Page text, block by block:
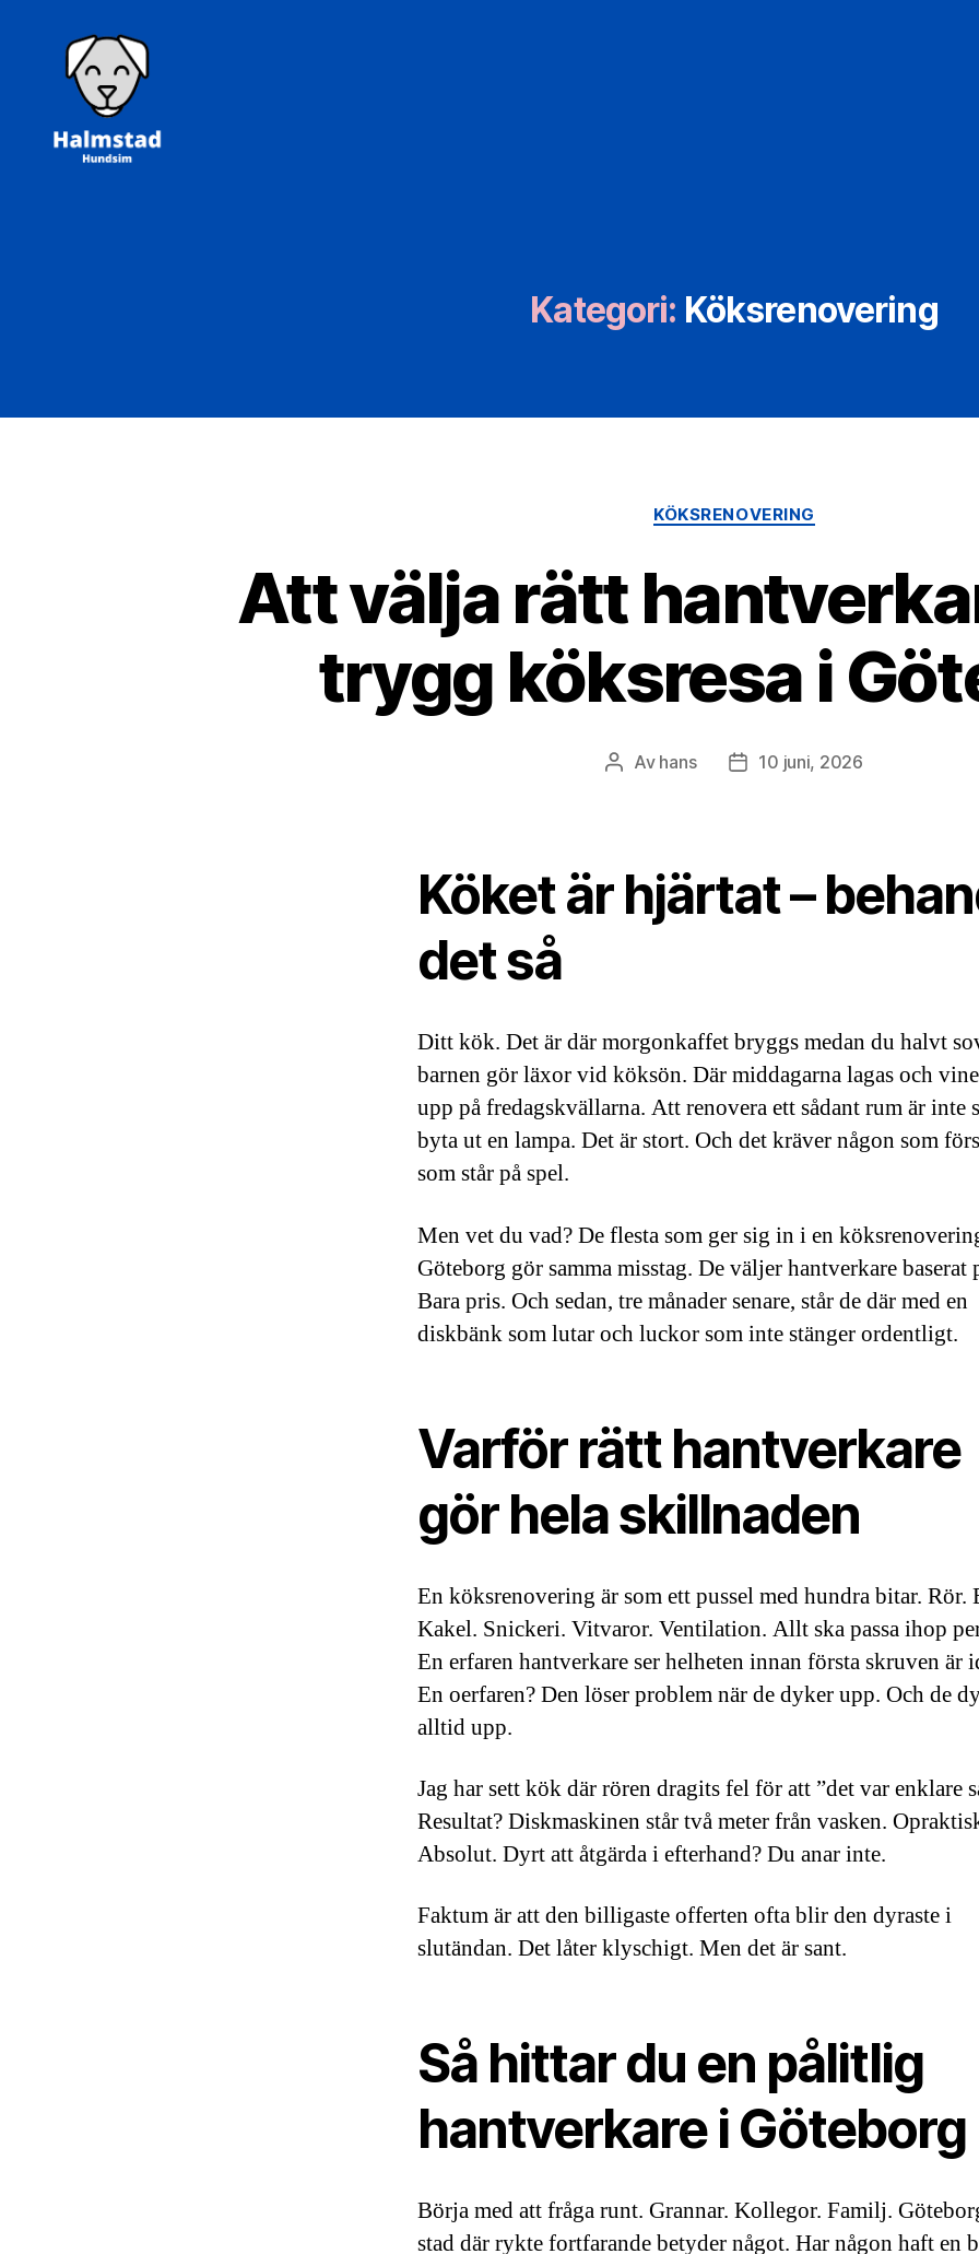
Kategori: Köksrenovering
Kategorier
KÖKSRENOVERING
Att välja rätt
trygg köksresa i
Inläggsförfattare
Av hans Inläggsdatum
10 juni, 2026
Köket är hjärtat –
det så
Ditt kök. Det är där morgonkaffet bryggs medan du halvt
barnen gör läxor vid köksön. Där middagarna lagas och
upp på fredagskvällarna. Att renovera ett sådant rum är inte
byta ut en lampa. Det är stort. Och det kräver någon som
som står på spel.
Men vet du vad? De flesta som ger sig in i en
Göteborg gör samma misstag. De väljer hantverkare baserat
Bara pris. Och sedan, tre månader senare, står de där med en
diskbänk som lutar och luckor som inte stänger ordentligt.
Varför rätt hantverkare
gör hela skillnaden
En köksrenovering är som ett pussel med hundra bitar. Rör.
Kakel. Snickeri. Vitvaror. Ventilation. Allt ska passa ihop
En erfaren hantverkare ser helheten innan första skruven är
En oerfaren? Den löser problem när de dyker upp. Och de
alltid upp.
Jag har sett kök där rören dragits fel för att ”det var enklare
Resultat? Diskmaskinen står två meter från vasken.
Absolut. Dyrt att åtgärda i efterhand? Du anar inte.
Faktum är att den billigaste offerten ofta blir den dyraste i
slutändan. Det låter klyschigt. Men det är sant.
Så hittar du en pålitlig
hantverkare i Göteborg
Börja med att fråga runt. Grannar. Kollegor. Familj.
stad där rykte fortfarande betyder något. Har någon haft en